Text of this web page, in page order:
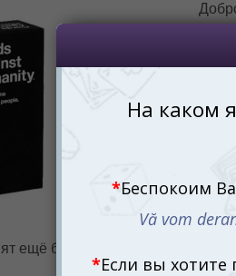
ещё больше остроумия и